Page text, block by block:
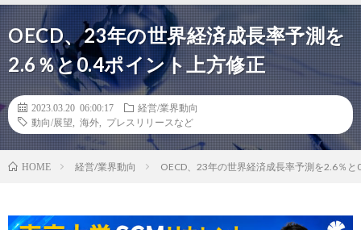
OECD、23年の世界経済成長率予測を
2.6％と0.4ポイント上方修正
2023.03.20 06:00:17
経営/業界動向
動向/展望
海外 プレスリリースなど
HOME 経営/業界動向 OECD、23年の世界経済成長率予測を2.6％